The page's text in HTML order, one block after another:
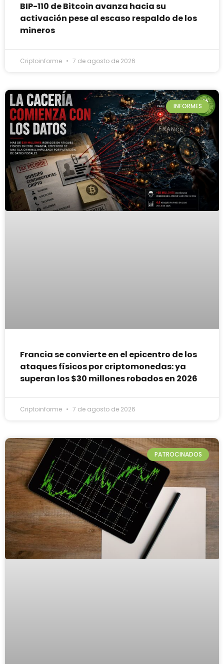
BIP-110 de Bitcoin avanza hacia su
activación pese al escaso respaldo de los
mineros
Criptoinforme 7 de agosto de 2026
INFORMES
Francia se convierte en el epicentro de los
ataques físicos por criptomonedas: ya
superan los $30 millones robados en 2026
Criptoinforme 7 de agosto de 2026
PATROCINADOS